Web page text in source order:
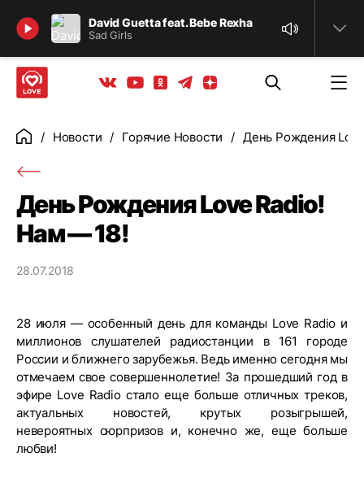
David Guetta feat. Bebe Rexha
Sad Girls
Найти
Вконтакте
YoutubeОдноклассники
ТелеграмЯндекс дзен
ГлавнаяНовости Горячие Новости День Рождения
День Рождения Love Radio!
Нам — 18!
28.07.2018
28 июля — особенный день для команды Love Radio и
миллионов слушателей радиостанции в 161 городе
России и ближнего зарубежья. Ведь именно сегодня мы
отмечаем свое совершеннолетие! За прошедший год в
эфире Love Radio стало еще больше отличных треков,
актуальных новостей, крутых розыгрышей,
невероятных сюрпризов и, конечно же, еще больше
любви!